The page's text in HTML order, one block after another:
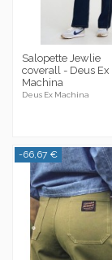
Salopette Jewlie
coverall - Deus Ex
Machina
Deus Ex Machina
-66,67 €